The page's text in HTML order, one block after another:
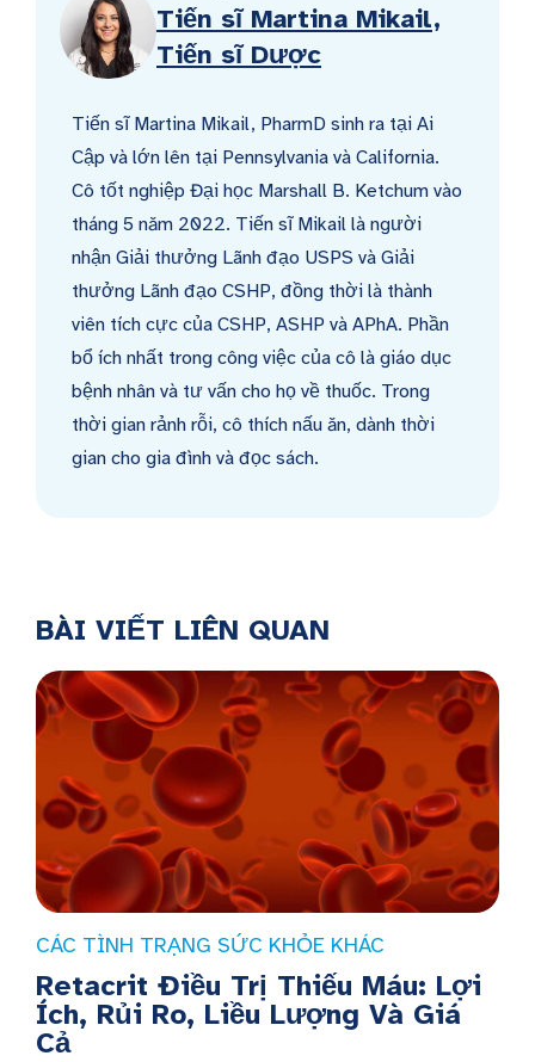
Tiến sĩ Martina Mikail,
Tiến sĩ Dược
Tiến sĩ Martina Mikail, PharmD sinh ra tại Ai
Cập và lớn lên tại Pennsylvania và California.
Cô tốt nghiệp Đại học Marshall B. Ketchum vào
tháng 5 năm 2022. Tiến sĩ Mikail là người
nhận Giải thưởng Lãnh đạo USPS và Giải
thưởng Lãnh đạo CSHP, đồng thời là thành
viên tích cực của CSHP, ASHP và APhA. Phần
bổ ích nhất trong công việc của cô là giáo dục
bệnh nhân và tư vấn cho họ về thuốc. Trong
thời gian rảnh rỗi, cô thích nấu ăn, dành thời
gian cho gia đình và đọc sách.
BÀI VIẾT LIÊN QUAN
CÁC TÌNH TRẠNG SỨC KHỎE KHÁC
Retacrit Điều Trị Thiếu Máu: Lợi
Ích, Rủi Ro, Liều Lượng Và Giá
Cả